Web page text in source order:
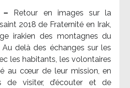
–
Retour en images sur la
2018 de Fraternité en Irak,
irakien des montagnes du
delà des échanges sur les
les habitants, les volontaires
au cœur de leur mission, en
de visiter, d’écouter et de